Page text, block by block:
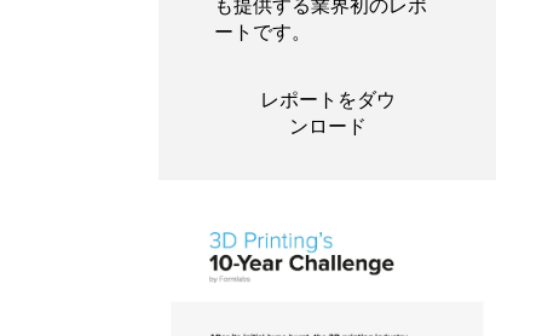
も提供する業界初のレポ
ートです。
レポートをダウ
ンロード